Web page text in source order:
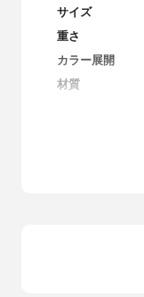
サイズ
重さ
カラー展開
材質